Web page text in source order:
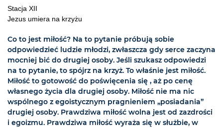
Stacja XII
Jezus umiera na krzyżu
Co to jest miłość? Na to pytanie próbują sobie
odpowiedzieć ludzie młodzi, zwłaszcza gdy serce zaczyna
mocniej bić do drugiej osoby. Jeśli szukasz odpowiedzi
na to pytanie, to spójrz na krzyż. To właśnie jest miłość.
Miłość to gotowość do poświęcenia się , aż po cenę
własnego życia dla drugiej osoby. Miłość nie ma nic
wspólnego z egoistycznym pragnieniem „posiadania”
drugiej osoby. Prawdziwa miłość wolna jest od zazdrości
i egoizmu. Prawdziwa miłość wyraża się w służbie, w